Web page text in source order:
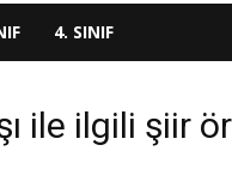
4. SINIF
ile ilgili şiir